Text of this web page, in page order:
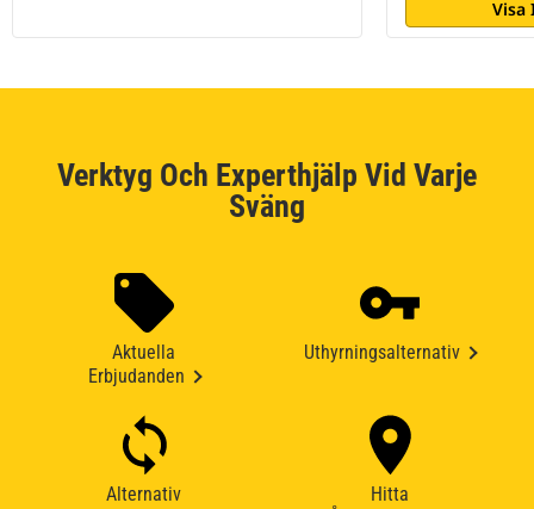
Visa
Verktyg Och Experthjälp Vid Varje
Sväng
Aktuella
Erbjudanden
Uthyrningsalternativ
Alternativ
Hitta